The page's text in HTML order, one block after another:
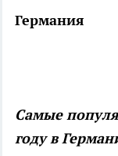
Германия
Самые
году в